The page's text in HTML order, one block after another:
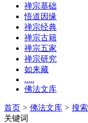
禅宗基础
悟道因缘
禅宗经典
禅宗古籍
禅宗五家
禅宗研究
如来藏
.....
佛法文库
首页 > 佛法文库 > 搜索
关键词